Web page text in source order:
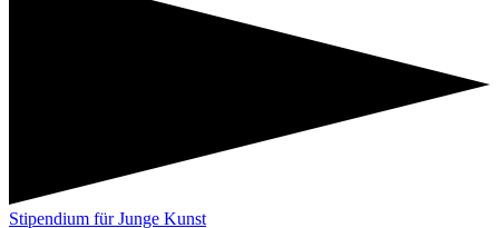
Stipendium für Junge Kunst